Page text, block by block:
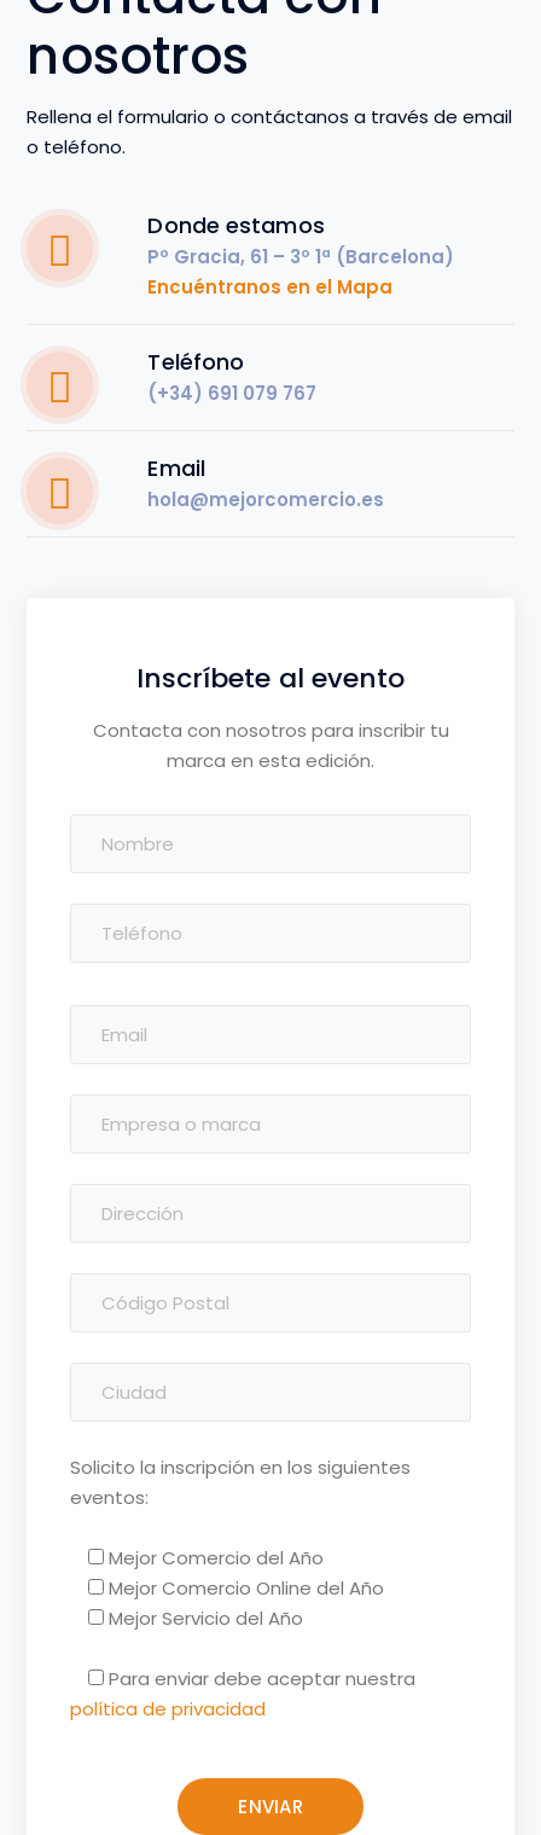
nosotros
Rellena el formulario o contáctanos a través de email
o teléfono.
Donde estamos
Pº Gracia, 61 – 3º 1ª (Barcelona)
Encuéntranos en el Mapa
Teléfono
(+34) 691 079 767
Email
hola@mejorcomercio.es
Inscríbete al evento
Contacta con nosotros para inscribir tu
marca en esta edición.
Solicito la inscripción en los siguientes
eventos:
Mejor Comercio del Año
Mejor Comercio Online del Año
Mejor Servicio del Año
Para enviar debe aceptar nuestra
política de privacidad